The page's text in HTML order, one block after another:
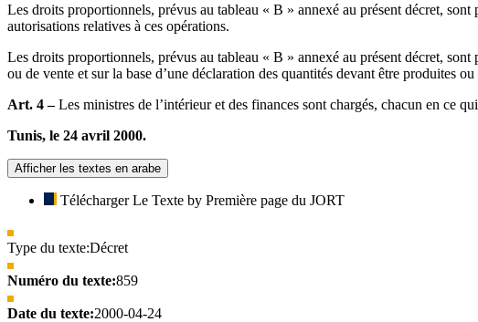
Les droits proportionnels, prévus au tableau « B » annexé au présent décret,
autorisations relatives à ces opérations.
Les droits proportionnels, prévus au tableau « B » annexé au présent décret,
ou de vente et sur la base d’une déclaration des quantités devant être produites
Art. 4 –Les ministres de l’intérieur et des finances sont chargés, chacun en ce
Tunis, le 24 avril 2000.
Afficher les textes en arabe
Télécharger Le Texte by Première page du JORT
Type du texte:Décret
Numéro du texte:859
Date du texte:2000-04-24